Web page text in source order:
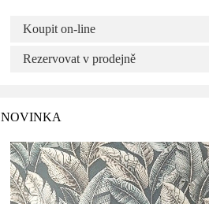
Koupit on-line
Rezervovat v prodejně
NOVINKA